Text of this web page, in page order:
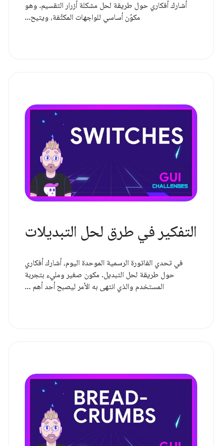
أشارك أفكاري حول طريقة لحل مشكلة أزرار التقسيم. وهو
مكوّن أساسي للواجهات المكثّفة، ويتيح...
التفكير في طرق لحل التبديلات
في تحدي الفاتورة الرسمية الموحدة اليوم، أشارك أفكاري
حول طريقة لحل التبديل. مكون صغير ومليء بتجربة
المستخدم والذي انتهى به الأمر ليصبح أحد أهم ...